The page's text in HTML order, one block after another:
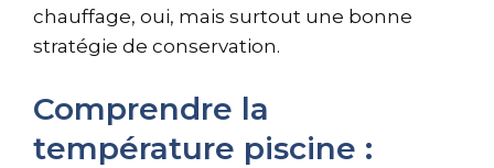
chauffage, oui, mais surtout une bonne
stratégie de conservation.
Comprendre la
température piscine :